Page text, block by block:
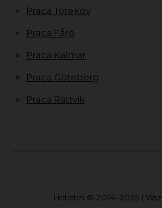
Praca Torekov
Praca Fårö
Praca Kalmar
Praca Göteborg
Praca Rättvik
Hotistin © 2014-2025 |